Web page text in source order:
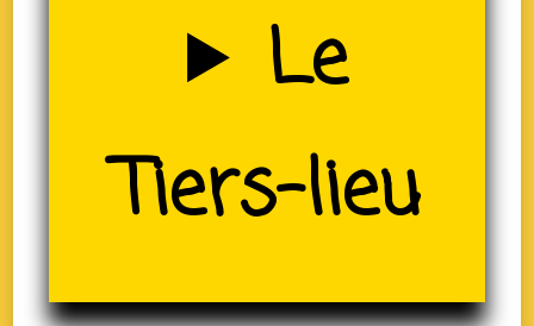
(19)
Le
Tiers-lieu